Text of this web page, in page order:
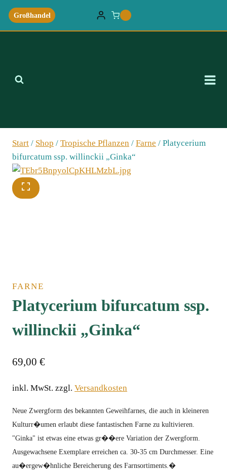
Zum
Inhalt
springen
Großhandel
Start / Shop / Tropische Pflanzen / Farne / Platycerium
bifurcatum ssp. willinckii „Ginka“
FARNE
Platycerium bifurcatum ssp.
willinckii „Ginka“
69,00 €
inkl. MwSt. zzgl. Versandkosten
Neue Zwergform des bekannten Geweihfarnes, die auch in kleineren
Kulturr�umen erlaubt diese fantastischen Farne zu kultivieren.
"Ginka" ist etwas eine etwas gr��ere Variation der Zwergform.
Ausgewachsene Exemplare erreichen ca. 30-35 cm Durchmesser. Eine
au�ergew�hnliche Bereicherung des Farnsortiments.�